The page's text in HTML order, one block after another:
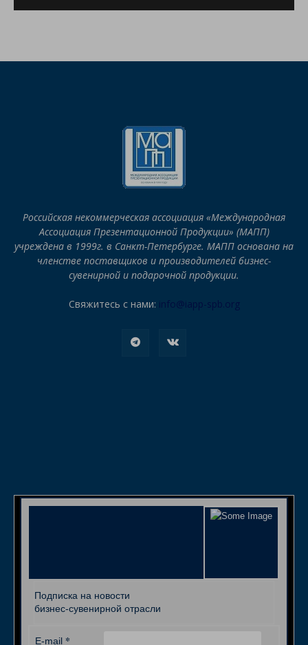
Российская некоммерческая ассоциация «Международная
Ассоциация Презентационной Продукции» (МАПП)
учреждена в 1999г. в Санкт-Петербурге. МАПП основана на
членстве поставщиков и производителей бизнес-
сувенирной и подарочной продукции.
Свяжитесь с нами: info@iapp-spb.org
Подписка на новости
бизнес-сувенирной отрасли
E-mail *